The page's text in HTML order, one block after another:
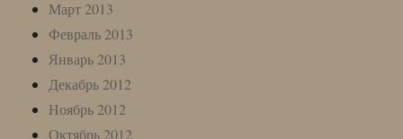
Март 2013
Февраль 2013
Январь 2013
Декабрь 2012
Ноябрь 2012
Октябрь 2012